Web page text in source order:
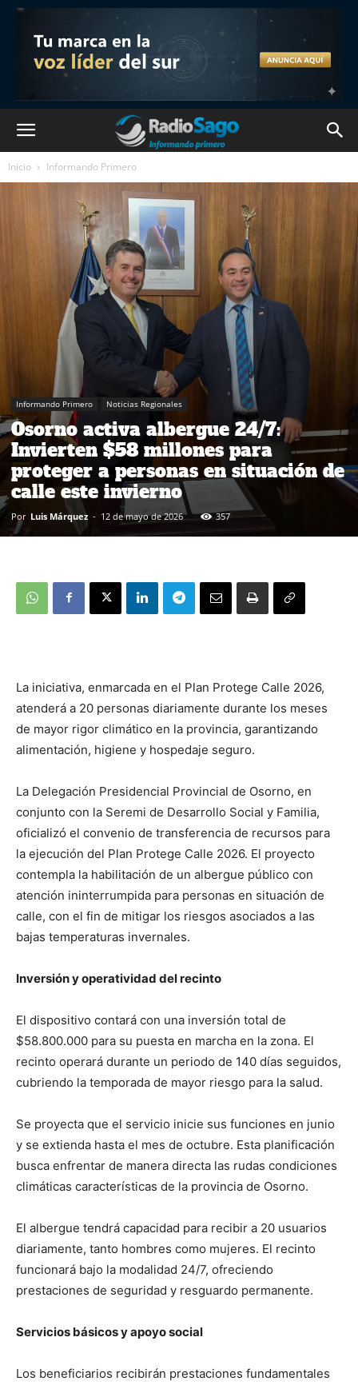
Inicio Informando Primero
Informando Primero Noticias Regionales
Osorno activa albergue 24/7:
Invierten $58 millones para
proteger a personas en situación de
calle este invierno
Por Luis Márquez - 12 de mayo de 2026 357
La iniciativa, enmarcada en el Plan Protege Calle 2026,
atenderá a 20 personas diariamente durante los meses
de mayor rigor climático en la provincia, garantizando
alimentación, higiene y hospedaje seguro.
La Delegación Presidencial Provincial de Osorno, en
conjunto con la Seremi de Desarrollo Social y Familia,
oficializó el convenio de transferencia de recursos para
la ejecución del Plan Protege Calle 2026. El proyecto
contempla la habilitación de un albergue público con
atención ininterrumpida para personas en situación de
calle, con el fin de mitigar los riesgos asociados a las
bajas temperaturas invernales.
Inversión y operatividad del recinto
El dispositivo contará con una inversión total de
$58.800.000 para su puesta en marcha en la zona. El
recinto operará durante un periodo de 140 días seguidos,
cubriendo la temporada de mayor riesgo para la salud.
Se proyecta que el servicio inicie sus funciones en junio
y se extienda hasta el mes de octubre. Esta planificación
busca enfrentar de manera directa las rudas condiciones
climáticas características de la provincia de Osorno.
El albergue tendrá capacidad para recibir a 20 usuarios
diariamente, tanto hombres como mujeres. El recinto
funcionará bajo la modalidad 24/7, ofreciendo
prestaciones de seguridad y resguardo permanente.
Servicios básicos y apoyo social
Los beneficiarios recibirán prestaciones fundamentales